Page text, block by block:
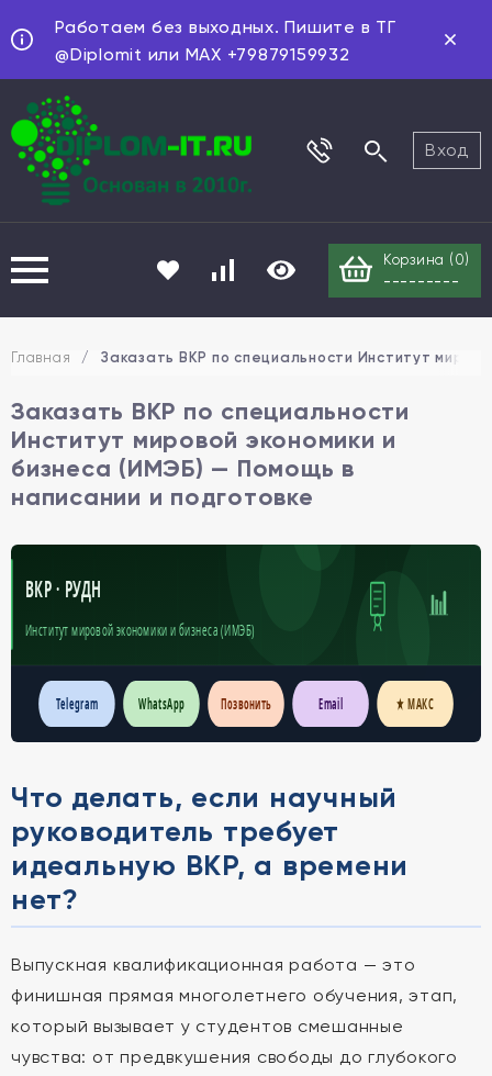
Работаем без выходных. Пишите в ТГ
@Diplomit или MAX +79879159932
Вход
Корзина ( 0)
---------
Главная / Заказать ВКР по специальности Институт
Заказать ВКР по специальности
Институт мировой экономики и
бизнеса (ИМЭБ) — Помощь в
написании и подготовке
ВКР · РУДН
Институт мировой экономики и бизнеса (ИМЭБ)
Telegram WhatsApp Позвонить Email ★ МАКС
Что делать, если научный
руководитель требует
идеальную ВКР, а времени
нет?
Выпускная квалификационная работа — это
финишная прямая многолетнего обучения, этап,
который вызывает у студентов смешанные
чувства: от предвкушения свободы до глубокого